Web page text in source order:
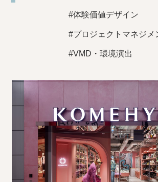
#体験価値デザイン
#プロジェクトマネジメ
#VMD・環境演出